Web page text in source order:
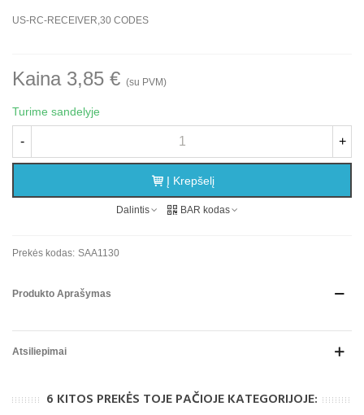
US-RC-RECEIVER,30 CODES
Kaina 3,85 € (su PVM)
Turime sandelyje
- +
Į Krepšelį
Dalintis BAR kodas
Prekės kodas: SAA1130
Produkto Aprašymas
Atsiliepimai
6 KITOS PREKĖS TOJE PAČIOJE KATEGORIJOJE: